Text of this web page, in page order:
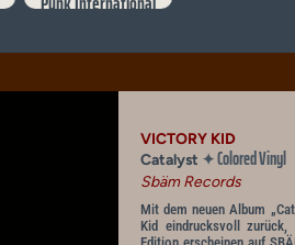
VICTORY KID
Catalyst ✦Colored Vinyl
Sbäm Records
Mit dem neuen Album
Kid eindrucksvoll